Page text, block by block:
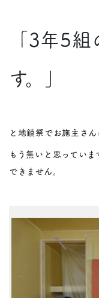
「3年5
す。」
と地鎮祭でお施主さん
もう無いと思ってい
できません。